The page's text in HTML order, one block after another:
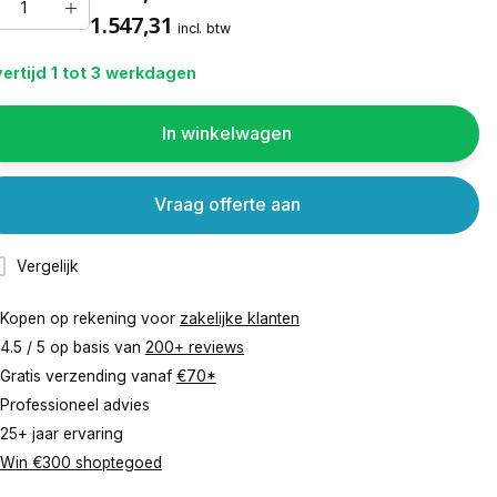
1.547,31 incl. btw
1 tot 3 werkdagen
In winkelwagen
Vergelijk
Vraag offerte aan
Kopen op rekening voor zakelijke klanten
4.5 / 5 op basis van 200+ reviews
Gratis verzending vanaf €70*
Professioneel advies
25+ jaar ervaring
Win €300 shoptegoed